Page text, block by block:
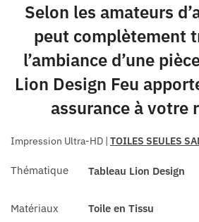
Selon les amateurs
peut complètement
l’ambiance d’une
Lion Design Feu
assurance à votre
Impression Ultra-HD TOILES SEULES
Thématique Tableau Lion Design
Matériaux
Toile en Tissu